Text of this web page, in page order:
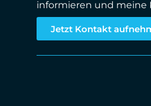
informieren und meine
Jetzt Kontakt